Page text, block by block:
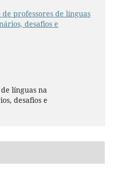
professores de línguas
desafios e
línguas na
desafios e